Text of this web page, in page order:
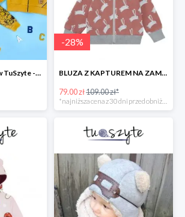
Skompletuj zestaw w TuSzyte -10%
-28%
BLUZA Z KAPTUREM NA ZAMEK W ZAJĄCE, BRUDNY RÓŻ
79.00 zł109.00 zł*
*najniższa cena z 30 dni przed obniżką